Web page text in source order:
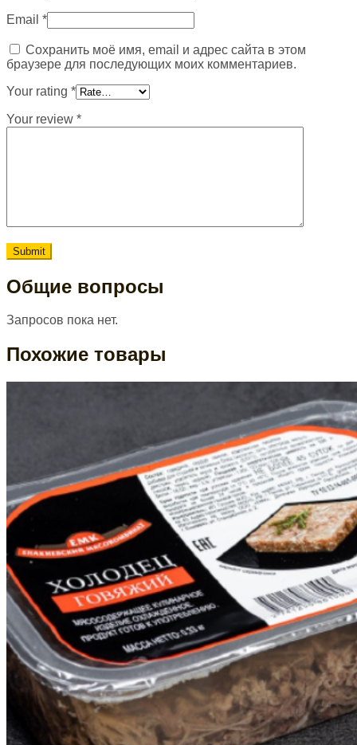
Email *
Сохранить моё имя, email и адрес сайта в этом
браузере для последующих моих комментариев.
Your rating *
Your review *
Общие вопросы
Запросов пока нет.
Похожие товары